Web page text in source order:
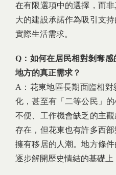
在有限選項中的選擇，而
大的建設承諾作為吸引支
實際生活需求。
Q：如何在居民相對剝奪
地方的真正需求？
A：花東地區長期面臨相
化，甚至有「二等公民」
不便、工作機會缺乏的主
存在，但花東也有許多西
擁有移居的人潮。地方條
逐步解開歷史情結的基礎上